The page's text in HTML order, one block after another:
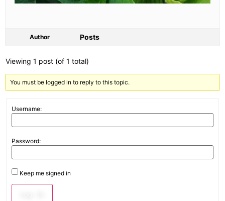
Author Posts
Viewing 1 post (of 1 total)
You must be logged in to reply to this topic.
Username:
Password:
Keep me signed in